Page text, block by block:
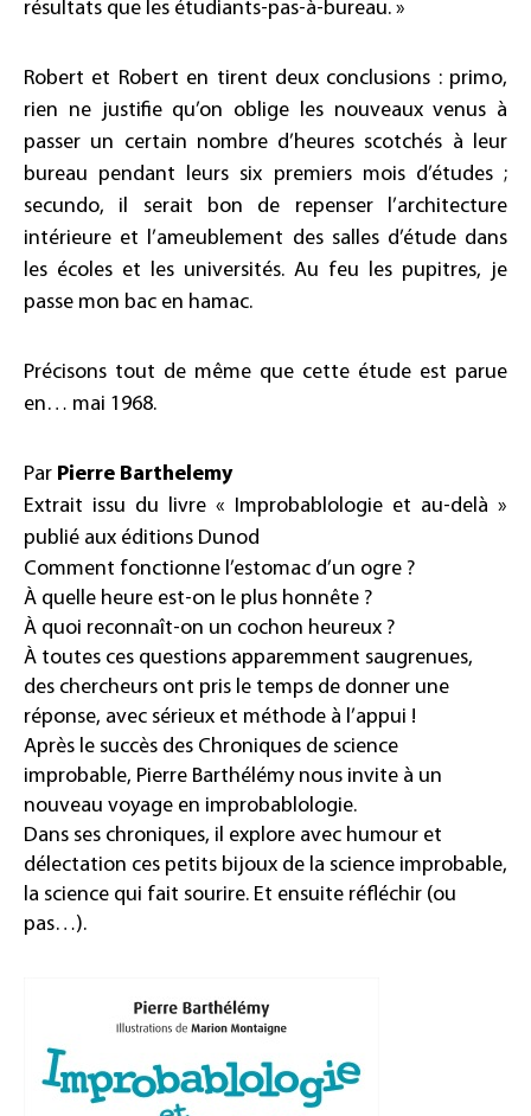
résultats que les étudiants-pas-à-bureau. »
Robert et Robert en tirent deux conclusions : primo,
rien ne justifie qu’on oblige les nouveaux venus à
passer un certain nombre d’heures scotchés à leur
bureau pendant leurs six premiers mois d’études ;
secundo, il serait bon de repenser l’architecture
intérieure et l’ameublement des salles d’étude dans
les écoles et les universités. Au feu les pupitres, je
passe mon bac en hamac.
Précisons tout de même que cette étude est parue
en… mai 1968.
Par Pierre Barthelemy
Extrait issu du livre « Improbablologie et au-delà »
publié aux éditions Dunod
Comment fonctionne l’estomac d’un ogre ?
À quelle heure est-on le plus honnête ?
À quoi reconnaît-on un cochon heureux ?
À toutes ces questions apparemment saugrenues,
des chercheurs ont pris le temps de donner une
réponse, avec sérieux et méthode à l’appui !
Après le succès des Chroniques de science
improbable, Pierre Barthélémy nous invite à un
nouveau voyage en improbablologie.
Dans ses chroniques, il explore avec humour et
délectation ces petits bijoux de la science improbable,
la science qui fait sourire. Et ensuite réfléchir (ou
pas…).